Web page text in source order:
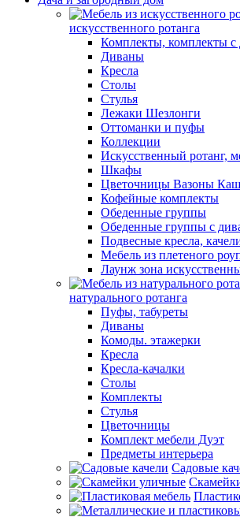
искусственного ротанга
Комплекты, комплекты с
Диваны
Кресла
Столы
Стулья
Лежаки Шезлонги
Оттоманки и пуфы
Коллекции
Искусственный ротанг,
Шкафы
Цветочницы Вазоны
Кофейные комплекты
Обеденные группы
Обеденные группы с
Подвесные кресла,
Мебель из плетеного
Лаунж зона
натурального ротанга
Пуфы, табуреты
Диваны
Комоды. этажерки
Кресла
Кресла-качалки
Столы
Комплекты
Стулья
Цветочницы
Комплект мебели Дуэт
Предметы интерьера
Садовые